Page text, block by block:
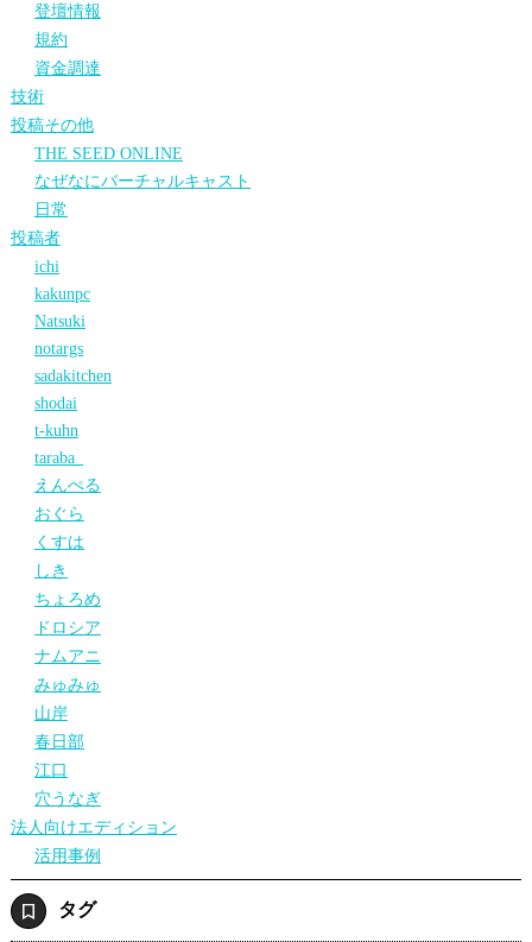
登壇情報
規約
資金調達
技術
投稿その他
THE SEED ONLINE
なぜなにバーチャルキャスト
日常
投稿者
ichi
kakunpc
Natsuki
notargs
sadakitchen
shodai
t-kuhn
taraba_
えんぺる
おぐら
くすは
しき
ちょろめ
ドロシア
ナムアニ
みゅみゅ
山岸
春日部
江口
穴うなぎ
法人向けエディション
活用事例
タグ